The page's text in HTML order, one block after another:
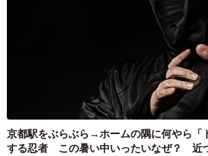
京都駅をぶらぶら→ホームの隅に何やら「
する忍者 この暑い中いったいなぜ？